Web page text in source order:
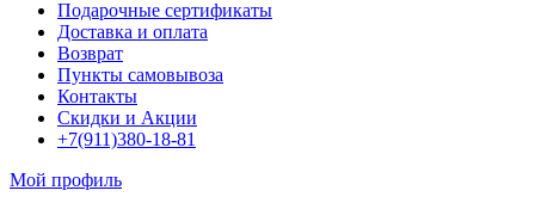
Подарочные сертификаты
Доставка и оплата
Возврат
Пункты самовывоза
Контакты
Скидки и Акции
+7(911)380-18-81
Мой профиль